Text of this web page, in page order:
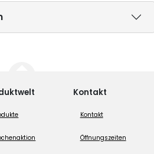
Kontakt
Kontakt
Öffnungszeiten